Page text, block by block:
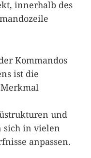
innerhalb des
Kommandos
ist die
und
sich in vielen
anpassen.